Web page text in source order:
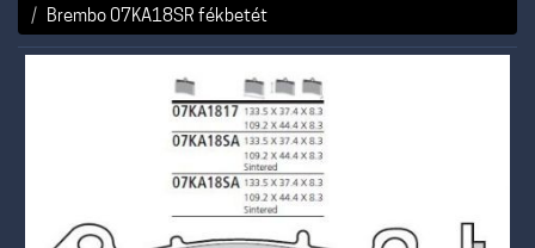
Brembo 07KA18SR fékbetét